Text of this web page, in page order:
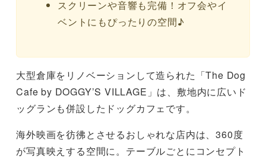
スクリーンや音響も完備！オフ会やイ
ベントにもぴったりの空間♪
大型倉庫をリノベーションして造られた「The Dog
Cafe by DOGGY’S VILLAGE」は、敷地内に広いド
ッグランも併設したドッグカフェです。
海外映画を彷彿とさせるおしゃれな店内は、360度
が写真映えする空間に。テーブルごとにコンセプト